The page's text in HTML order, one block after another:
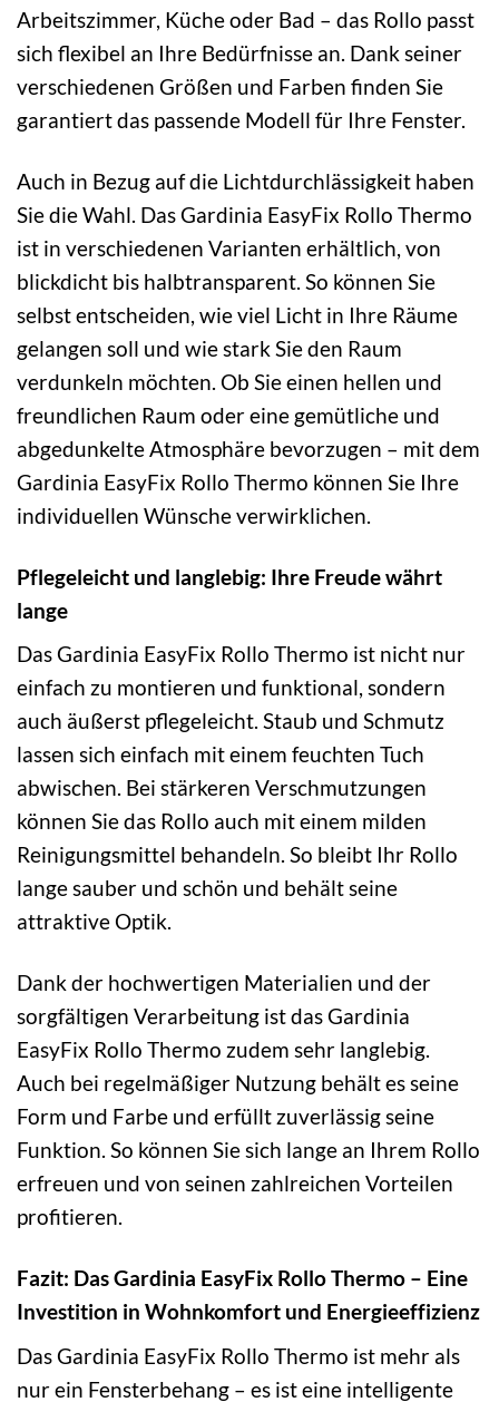
Arbeitszimmer, Küche oder Bad – das Rollo passt
sich flexibel an Ihre Bedürfnisse an. Dank seiner
verschiedenen Größen und Farben finden Sie
garantiert das passende Modell für Ihre Fenster.
Auch in Bezug auf die Lichtdurchlässigkeit haben
Sie die Wahl. Das Gardinia EasyFix Rollo Thermo
ist in verschiedenen Varianten erhältlich, von
blickdicht bis halbtransparent. So können Sie
selbst entscheiden, wie viel Licht in Ihre Räume
gelangen soll und wie stark Sie den Raum
verdunkeln möchten. Ob Sie einen hellen und
freundlichen Raum oder eine gemütliche und
abgedunkelte Atmosphäre bevorzugen – mit dem
Gardinia EasyFix Rollo Thermo können Sie Ihre
individuellen Wünsche verwirklichen.
Pflegeleicht und langlebig: Ihre Freude währt
lange
Das Gardinia EasyFix Rollo Thermo ist nicht nur
einfach zu montieren und funktional, sondern
auch äußerst pflegeleicht. Staub und Schmutz
lassen sich einfach mit einem feuchten Tuch
abwischen. Bei stärkeren Verschmutzungen
können Sie das Rollo auch mit einem milden
Reinigungsmittel behandeln. So bleibt Ihr Rollo
lange sauber und schön und behält seine
attraktive Optik.
Dank der hochwertigen Materialien und der
sorgfältigen Verarbeitung ist das Gardinia
EasyFix Rollo Thermo zudem sehr langlebig.
Auch bei regelmäßiger Nutzung behält es seine
Form und Farbe und erfüllt zuverlässig seine
Funktion. So können Sie sich lange an Ihrem Rollo
erfreuen und von seinen zahlreichen Vorteilen
profitieren.
Fazit: Das Gardinia EasyFix Rollo Thermo – Eine
Investition in Wohnkomfort und Energieeffizienz
Das Gardinia EasyFix Rollo Thermo ist mehr als
nur ein Fensterbehang – es ist eine intelligente